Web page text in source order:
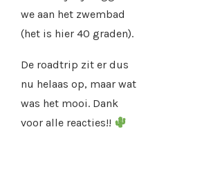
we aan het zwembad
(het is hier 40 graden).
De roadtrip zit er dus
nu helaas op, maar wat
was het mooi. Dank
voor alle reacties!!